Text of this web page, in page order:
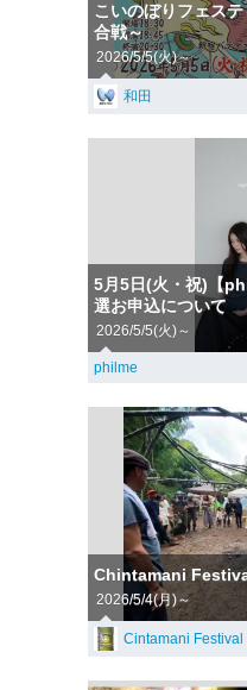
こいのぼりフェス
合戦～
2026/5/5(火)～
和田
5月5日(火・祝)【
選お申込について
2026/5/5(火)～
philme
Chintamani
2026/5/4(月)～
Cintamani Festival